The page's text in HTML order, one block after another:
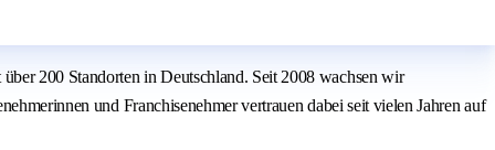
200 Standorten in Deutschland. Seit 2008 wachsen wir
und Franchisenehmer vertrauen dabei seit vielen Jahren auf